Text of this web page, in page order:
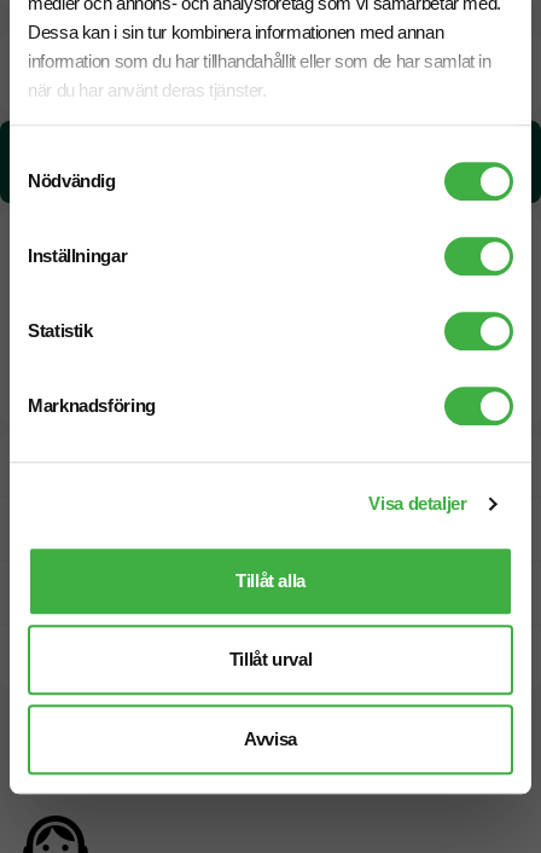
Dessa kan i sin tur kombinera informationen med annan
information som du har tillhandahållit eller som de har samlat in
när du har använt deras tjänster.
Nödvändig
Inställningar
Statistik
Marknadsföring
Visa detaljer
Tillåt alla
Tillåt urval
Avvisa
21 Augusti Beräknad leveranstid: 10 arbetsdagar
Snabbare leverans? Kontakta oss.
0,0215464356311635 kg CO₂e / per styck
Designskiss inom 1 h
Vi hjälper dig gärna!